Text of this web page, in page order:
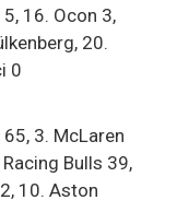
16. Ocon 3,
20.
0
3. McLaren
Bulls 39,
10. Aston